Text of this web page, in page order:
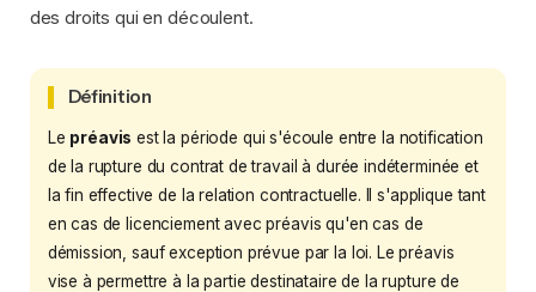
des droits qui en découlent.
Définition
Le préavis est la période qui s'écoule entre la notification
de la rupture du contrat de travail à durée indéterminée et
la fin effective de la relation contractuelle. Il s'applique tant
en cas de licenciement avec préavis qu'en cas de
démission, sauf exception prévue par la loi. Le préavis
vise à permettre à la partie destinataire de la rupture de